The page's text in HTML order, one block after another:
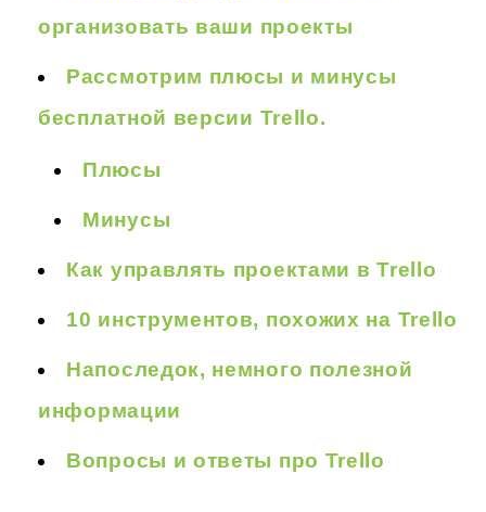
организовать ваши проекты
Рассмотрим плюсы и минусы
бесплатной версии Trello.
Плюсы
Минусы
Как управлять проектами в Trello
10 инструментов, похожих на Trello
Напоследок, немного полезной
информации
Вопросы и ответы про Trello